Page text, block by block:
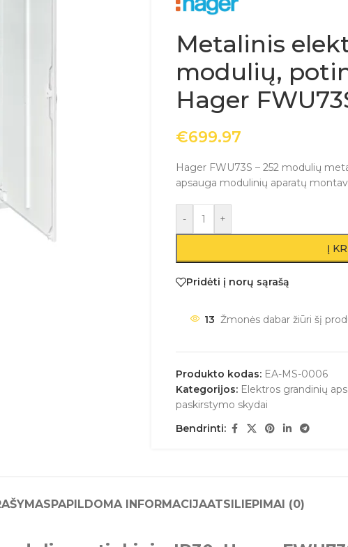
Metalinis
modulių,
Hager
€699.97
Hager FWU73S – 252 modulių
apsauga modulinių aparatų
- +
Į
Pridėti į norų sąrašą
13 Žmonės dabar žiūri šį
Produkto kodas: EA-MS-0006
Kategorijos: Elektros grandinių
paskirstymo skydai
Bendrinti:
PAPILDOMA INFORMACIJAATSILIEPIMAI (0)